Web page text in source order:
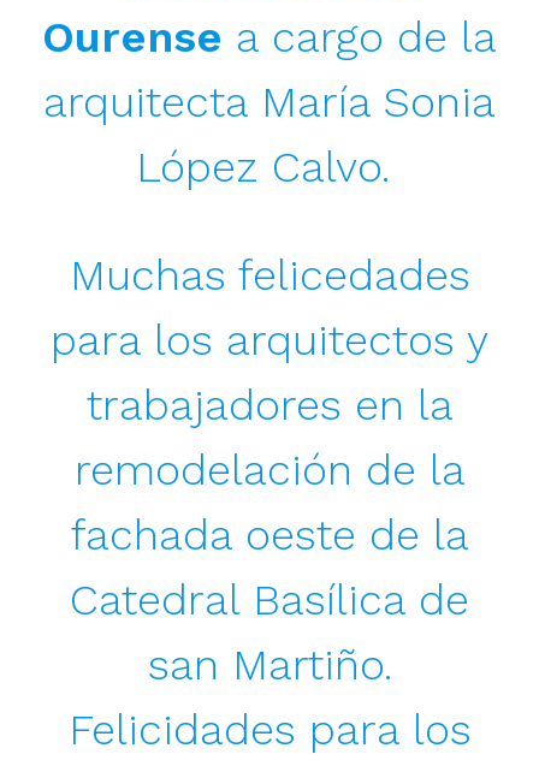
Ourense a cargo de la
arquitecta María Sonia
López Calvo.
Muchas felicedades
para los arquitectos y
trabajadores en la
remodelación de la
fachada oeste de la
Catedral Basílica de
san Martiño.
Felicidades para los